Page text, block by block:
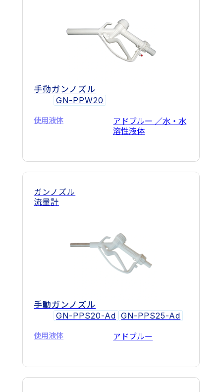
手動ガンノズル
GN-PPW20
使用液体
アドブルー ／水・水
溶性液体
ガンノズル
流量計
手動ガンノズル
GN-PPS20-Ad GN-PPS25-Ad
使用液体 アドブルー